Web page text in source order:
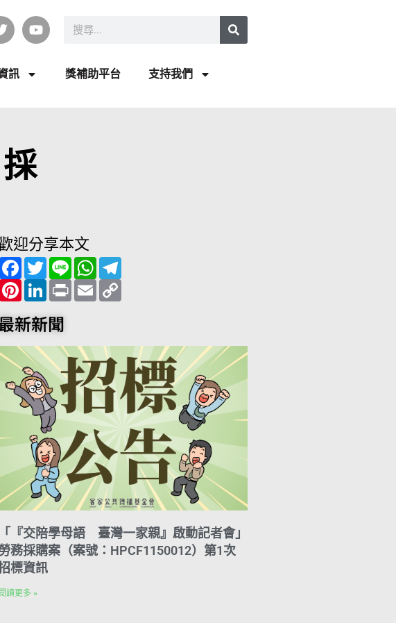
訊 獎補助平台 支持我們
迎分享本文
F
a
c
e
b
o
o
T
w
i
t
t
e
r
L
i
n
e
W
h
a
t
s
T
e
l
e
g
P
i
n
t
e
e
s
t
L
i
n
k
e
I
n
P
r
i
E
m
a
C
o
p
n
k
新新聞
「『交陪學母語 臺灣一家親』啟動記者會」
務採購案（案號：HPCF1150012）第1次
標資訊
閱讀更多 »